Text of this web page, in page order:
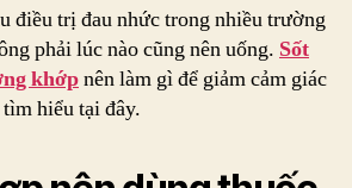
điều trị đau nhức trong nhiều trường
phải lúc nào cũng nên uống. Sốt
khớpnên làm gì để giảm cảm giác
hiểu tại đây.